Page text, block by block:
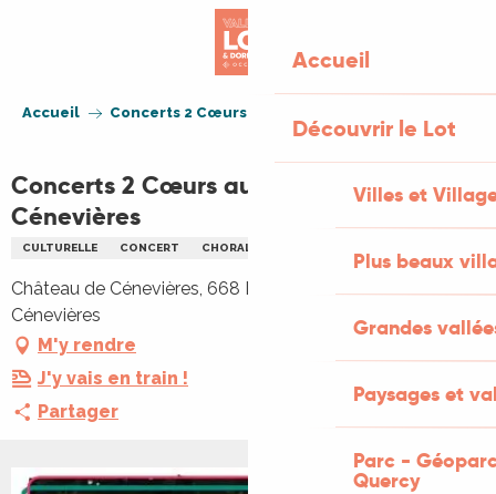
Accueil
Découvrir le Lot
Villes et
Plus beaux
Grandes
Paysages et
Parc -
Quercy
Accueil Concerts 2 Cœurs au Château de Cénevières
Concerts 2 Cœurs au Château de
Cénevières
CULTURELLE CONCERT CHORALE
Château de Cénevières, 668 Le Château, 46330
Cénevières
M'y rendre
J'y vais en train !
Partager